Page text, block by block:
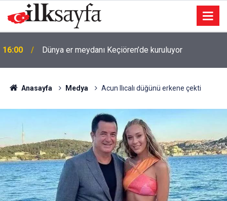
16:00 Dünya er meydanı Keçiören’de kuruluyor
Anasayfa Medya Acun Ilıcalı düğünü erkene çekti